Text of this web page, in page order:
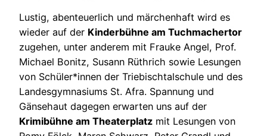
Lustig, abenteuerlich und märchenhaft wird es
wieder auf der Kinderbühne am Tuchmachertor
zugehen, unter anderem mit Frauke Angel, Prof.
Michael Bonitz, Susann Rüthrich sowie Lesungen
von Schüler*innen der Triebischtalschule und des
Landesgymnasiums St. Afra. Spannung und
Gänsehaut dagegen erwarten uns auf der
Krimibühne am Theaterplatz mit Lesungen von